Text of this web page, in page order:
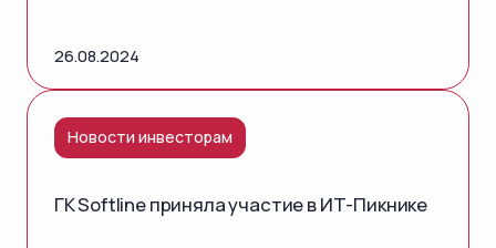
26.08.2024
Новости инвесторам
ГК Softline приняла участие в ИТ-Пикнике